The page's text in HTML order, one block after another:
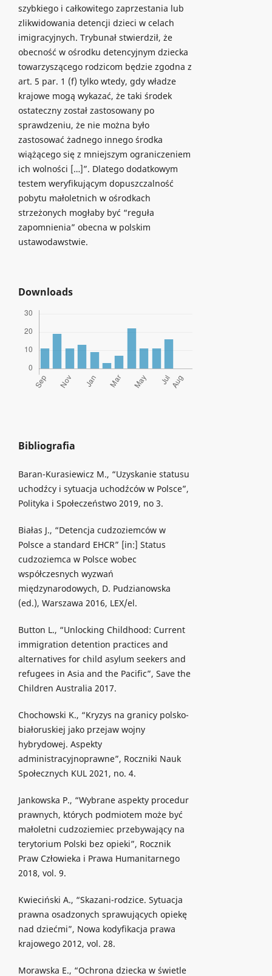
szybkiego i całkowitego zaprzestania lub
zlikwidowania detencji dzieci w celach
imigracyjnych. Trybunał stwierdził, że
obecność w ośrodku detencyjnym dziecka
towarzyszącego rodzicom będzie zgodna z
art. 5 par. 1 (f) tylko wtedy, gdy władze
krajowe mogą wykazać, że taki środek
ostateczny został zastosowany po
sprawdzeniu, że nie można było
zastosować żadnego innego środka
wiążącego się z mniejszym ograniczeniem
ich wolności […]”. Dlatego dodatkowym
testem weryfikującym dopuszczalność
pobytu małoletnich w ośrodkach
strzeżonych mogłaby być “reguła
zapomnienia” obecna w polskim
ustawodawstwie.
Downloads
Bibliografia
Baran-Kurasiewicz M., “Uzyskanie statusu
uchodźcy i sytuacja uchodźców w Polsce”,
Polityka i Społeczeństwo 2019, no 3.
Białas J., “Detencja cudzoziemców w
Polsce a standard EHCR” [in:] Status
cudzoziemca w Polsce wobec
współczesnych wyzwań
międzynarodowych, D. Pudzianowska
(ed.), Warszawa 2016, LEX/el.
Button L., “Unlocking Childhood: Current
immigration detention practices and
alternatives for child asylum seekers and
refugees in Asia and the Pacific”, Save the
Children Australia 2017.
Chochowski K., “Kryzys na granicy polsko-
białoruskiej jako przejaw wojny
hybrydowej. Aspekty
administracyjnoprawne”, Roczniki Nauk
Społecznych KUL 2021, no. 4.
Jankowska P., “Wybrane aspekty procedur
prawnych, których podmiotem może być
małoletni cudzoziemiec przebywający na
terytorium Polski bez opieki”, Rocznik
Praw Człowieka i Prawa Humanitarnego
2018, vol. 9.
Kwieciński A., “Skazani-rodzice. Sytuacja
prawna osadzonych sprawujących opiekę
nad dziećmi”, Nowa kodyfikacja prawa
krajowego 2012, vol. 28.
Morawska E., “Ochrona dziecka w świetle